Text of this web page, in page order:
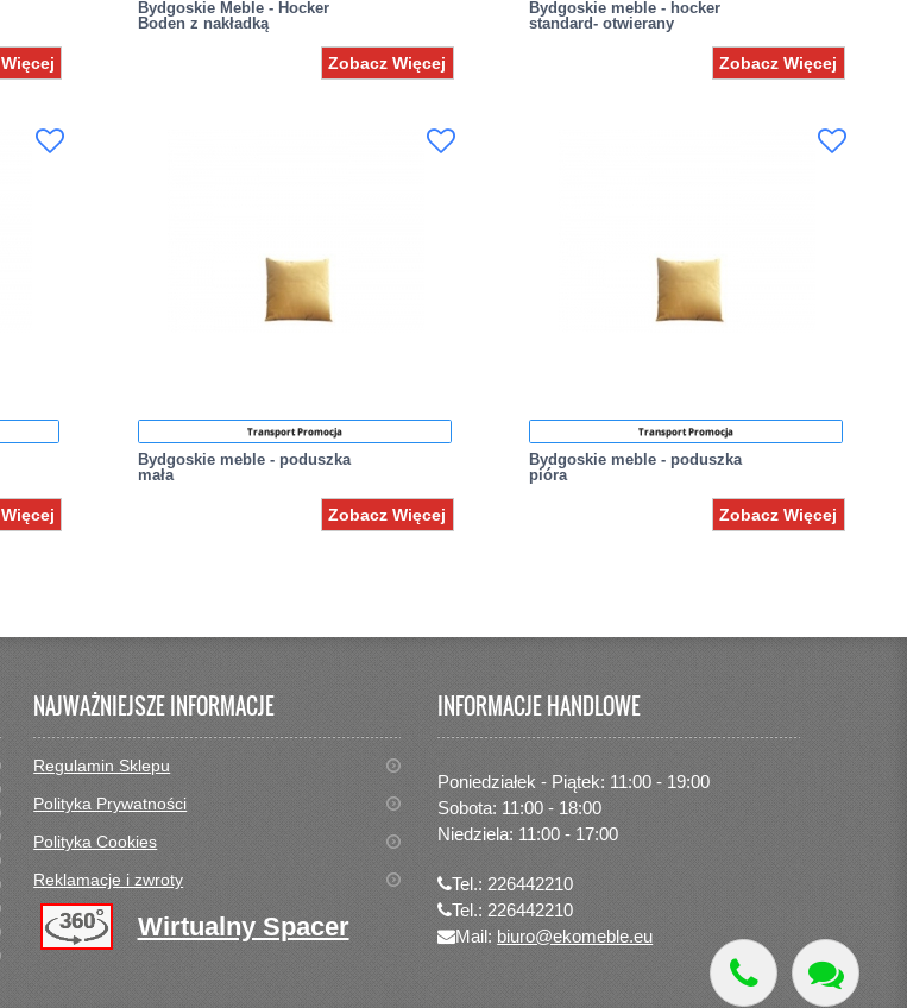
Bydgoskie Meble - Hocker
Boden z nakładką
Zobacz Więcej
Bydgoskie meble - hocker
standard- otwierany
Zobacz Więcej
Transport Promocja
Bydgoskie meble - poduszka
mała
Zobacz Więcej
Transport Promocja
Bydgoskie meble - poduszka
pióra
Zobacz Więcej
NAJWAŻNIEJSZE INFORMACJE
Regulamin Sklepu
Polityka Prywatności
Polityka Cookies
Reklamacje i zwroty
Wirtualny Spacer
INFORMACJE HANDLOWE
Poniedziałek - Piątek: 11:00 - 19:00
Sobota: 11:00 - 18:00
Niedziela: 11:00 - 17:00
Tel.: 226442210
Tel.: 226442210
Mail: biuro@ekomeble.eu